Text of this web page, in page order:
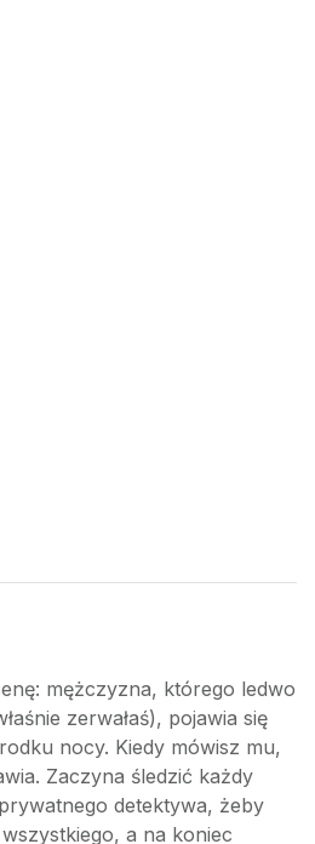
mężczyzna, którego ledwo
zerwałaś), pojawia się
nocy. Kiedy mówisz mu,
Zaczyna śledzić każdy
detektywa, żeby
a na koniec